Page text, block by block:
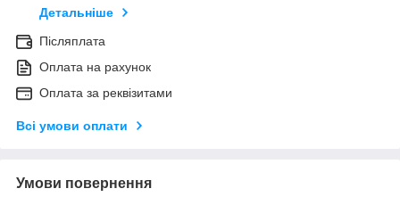
Детальніше
Післяплата
Оплата на рахунок
Оплата за реквізитами
Всі умови оплати
Умови повернення